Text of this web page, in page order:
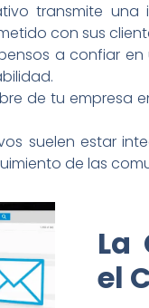
transmite
con sus
a confiar
de tu empresa
suelen estar
de las
La
el